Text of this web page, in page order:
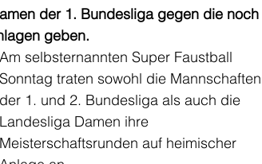
der 1. Bundesliga gegen die noch
geben.
Am selbsternannten Super Faustball
Sonntag traten sowohl die Mannschaften
der 1. und 2. Bundesliga als auch die
Landesliga Damen ihre
Meisterschaftsrunden auf heimischer